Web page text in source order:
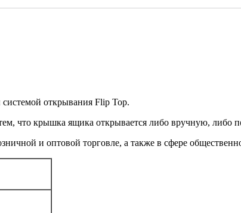
открывания Flip Top.
что крышка ящика открывается либо вручную, либо
и оптовой торговле, а также в сфере